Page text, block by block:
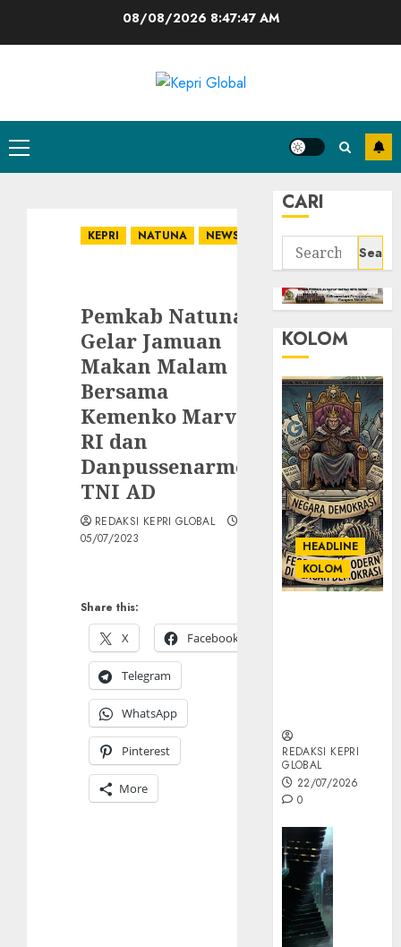
08/08/2026 8:47:48 AM
Primary
Menu
KEPRI NATUNA NEWS
Pemkab Natuna
Gelar Jamuan
Makan Malam
Bersama
Kemenko Marves
RI dan
Danpussenarmed
TNI AD
Share this:
X
Facebook
Telegram
WhatsApp
Pinterest
More
REDAKSI KEPRI GLOBAL
05/07/2023
CARI
Search
for:
KOLOM
HEADLINE
KOLOM
REDAKSI KEPRI
GLOBAL
22/07/2026
0